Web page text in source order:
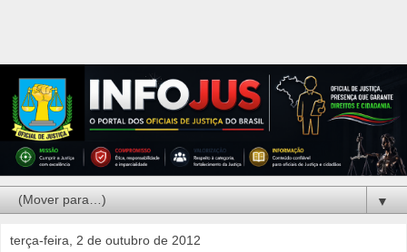
▼
terça-feira, 2 de outubro de 2012